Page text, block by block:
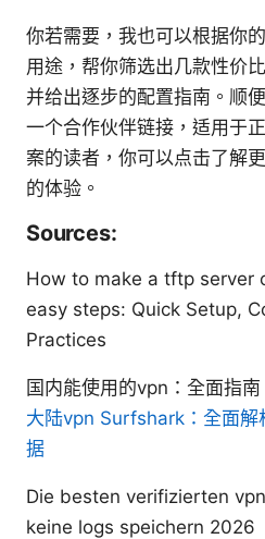
你若需要，我也可以根据你
用途，帮你筛选出几款性价
并给出逐步的配置指南。顺
一个合作伙伴链接，适用于
案的读者，你可以点击了解
的体验。
Sources:
How to make a tftp server
easy steps: Quick Setup,
Practices
国内能使用的vpn：全面指
大陆vpn Surfshark：全面解
据
Die besten verifizierten
keine logs speichern 2026